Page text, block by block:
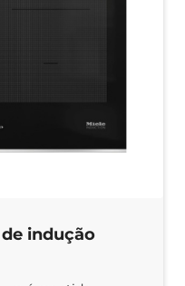
indução